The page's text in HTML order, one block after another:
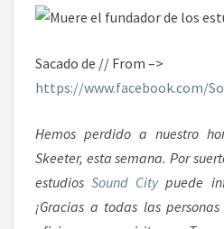
Sacado de // From –>
https://www.facebook.com/
Hemos perdido a nuestro
Skeeter, esta semana. Por
estudiosSound Citypuede
¡Gracias a todas las